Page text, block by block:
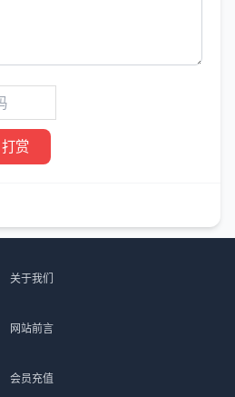
打赏
关于我们
网站前言
会员充值